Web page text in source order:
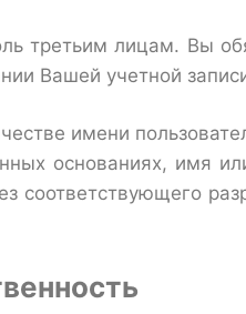
третьим лицам. Вы
Вашей учетной
имени
основаниях, имя
соответствующего